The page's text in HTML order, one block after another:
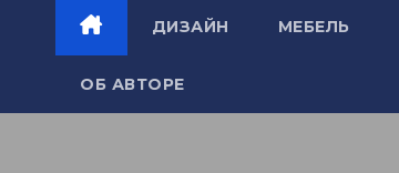
ДИЗАЙН МЕБЕЛЬ
ОБ АВТОРЕ